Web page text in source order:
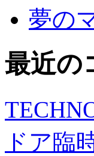
夢の
最近の
ドア臨